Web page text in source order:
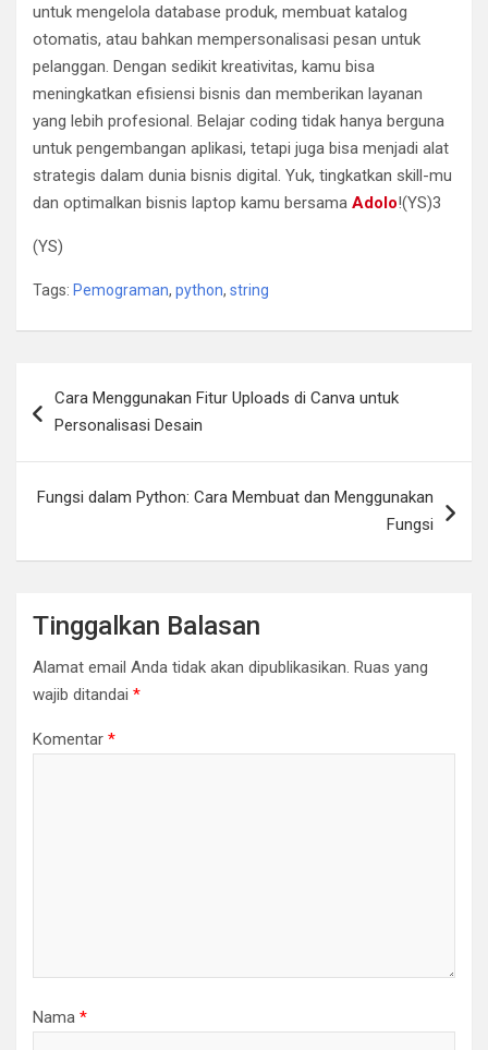
untuk mengelola database produk, membuat katalog
otomatis, atau bahkan mempersonalisasi pesan untuk
pelanggan. Dengan sedikit kreativitas, kamu bisa
meningkatkan efisiensi bisnis dan memberikan layanan
yang lebih profesional. Belajar coding tidak hanya berguna
untuk pengembangan aplikasi, tetapi juga bisa menjadi alat
strategis dalam dunia bisnis digital. Yuk, tingkatkan skill-mu
dan optimalkan bisnis laptop kamu bersama Adolo!(YS)3
(YS)
Tags: Pemograman, python, string
posCara Menggunakan Fitur Uploads di Canva untuk
Personalisasi Desain
Fungsi dalam Python: Cara Membuat dan Menggunakan
Fungsi
Tinggalkan Balasan
Alamat email Anda tidak akan dipublikasikan. Ruas yang
wajib ditandai *
Komentar *
Nama *